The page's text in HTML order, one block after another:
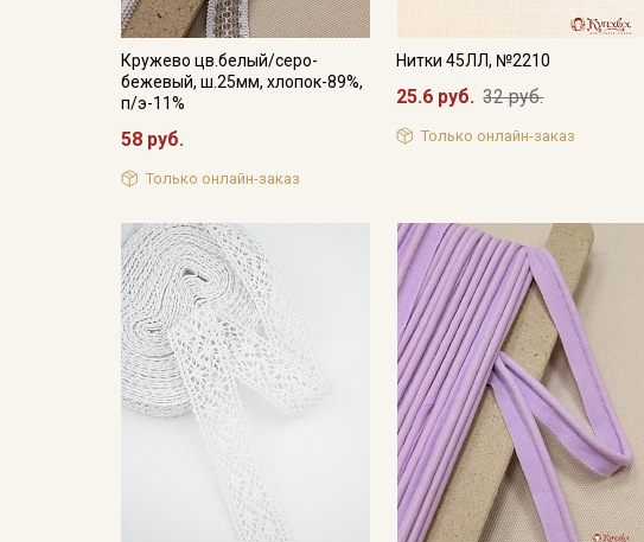
Кружево цв.белый/серо-
бежевый, ш.25мм, хлопок-89%,
п/э-11%
58 руб.
Только онлайн-заказ
Нитки 45ЛЛ, №2210
25.6 руб. 32 руб.
Только онлайн-заказ
Даю